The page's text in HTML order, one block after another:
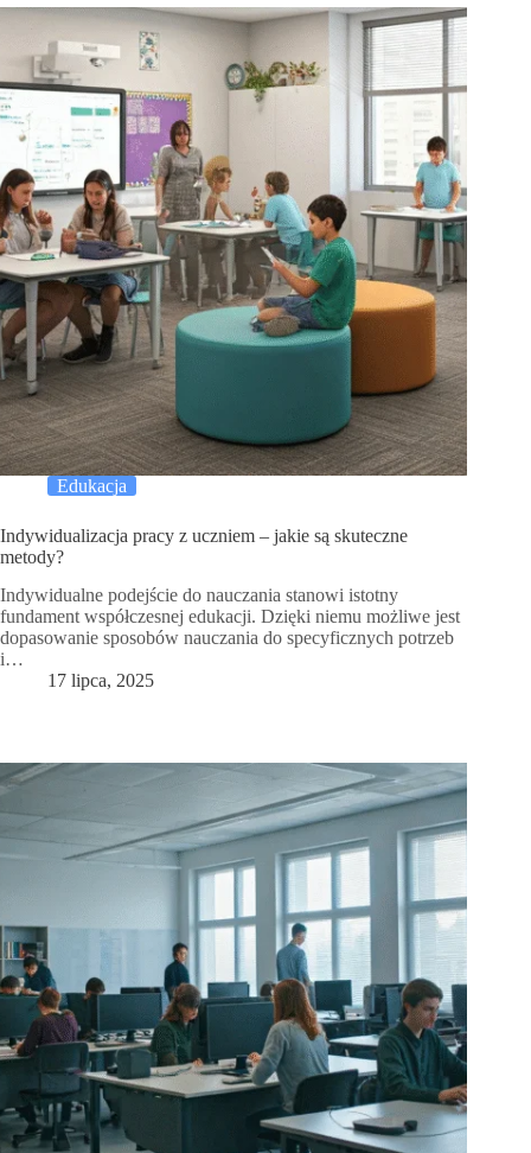
Edukacja
Indywidualizacja pracy z uczniem – jakie są skuteczne
metody?
Indywidualne podejście do nauczania stanowi istotny
fundament współczesnej edukacji. Dzięki niemu możliwe jest
dopasowanie sposobów nauczania do specyficznych potrzeb
i…
17 lipca, 2025